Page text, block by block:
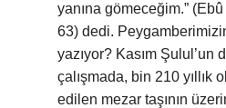
yanına gömeceğim.”
63) dedi.
yazıyor? Kasım Şulul’un
çalışmada, bin 210 yıllık
edilen mezar taşının